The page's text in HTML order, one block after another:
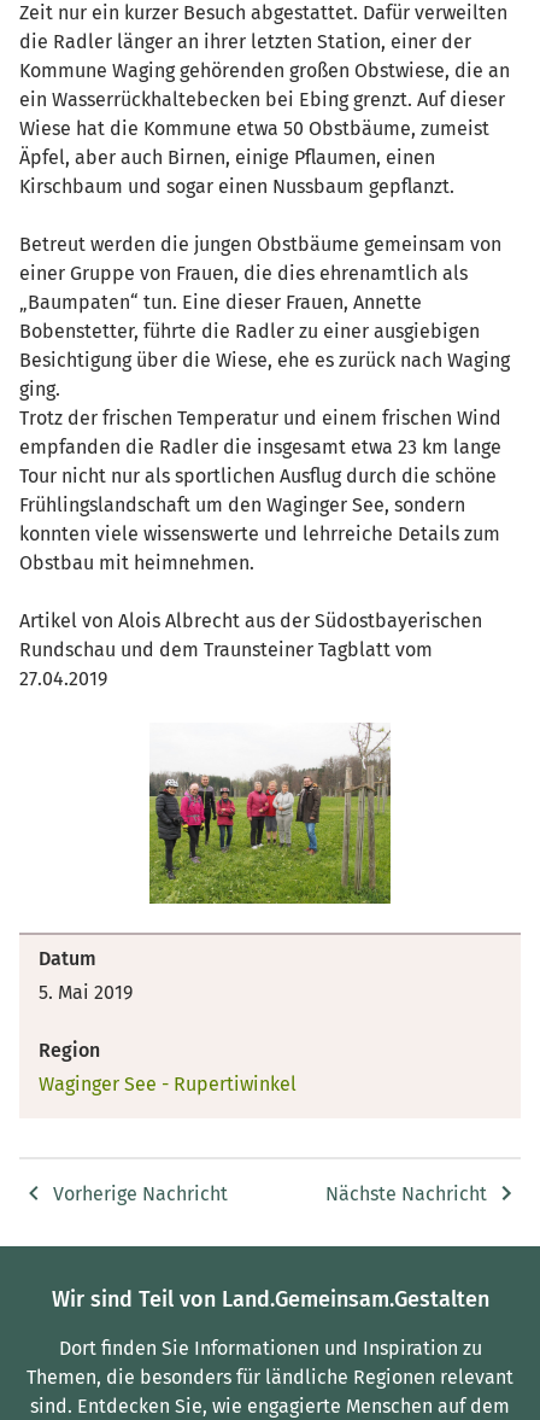
Zeit nur ein kurzer Besuch abgestattet. Dafür verweilten
die Radler länger an ihrer letzten Station, einer der
Kommune Waging gehörenden großen Obstwiese, die an
ein Wasserrückhaltebecken bei Ebing grenzt. Auf dieser
Wiese hat die Kommune etwa 50 Obstbäume, zumeist
Äpfel, aber auch Birnen, einige Pflaumen, einen
Kirschbaum und sogar einen Nussbaum gepflanzt.
Betreut werden die jungen Obstbäume gemeinsam von
einer Gruppe von Frauen, die dies ehrenamtlich als
„Baumpaten“ tun. Eine dieser Frauen, Annette
Bobenstetter, führte die Radler zu einer ausgiebigen
Besichtigung über die Wiese, ehe es zurück nach Waging
ging.
Trotz der frischen Temperatur und einem frischen Wind
empfanden die Radler die insgesamt etwa 23 km lange
Tour nicht nur als sportlichen Ausflug durch die schöne
Frühlingslandschaft um den Waginger See, sondern
konnten viele wissenswerte und lehrreiche Details zum
Obstbau mit heimnehmen.
Artikel von Alois Albrecht aus der Südostbayerischen
Rundschau und dem Traunsteiner Tagblatt vom
27.04.2019
Datum
5. Mai 2019
Region
Waginger See - Rupertiwinkel
Vorherige Nachricht Nächste Nachricht
Wir sind Teil von Land.Gemeinsam.Gestalten
Dort finden Sie Informationen und Inspiration zu
Themen, die besonders für ländliche Regionen relevant
sind. Entdecken Sie, wie engagierte Menschen auf dem